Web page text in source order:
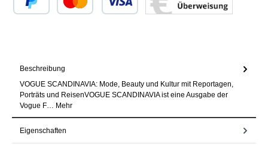
Beschreibung
VOGUE SCANDINAVIA: Mode, Beauty und Kultur mit Reportagen,
Porträts und ReisenVOGUE SCANDINAVIA ist eine Ausgabe der
Vogue F… Mehr
Eigenschaften